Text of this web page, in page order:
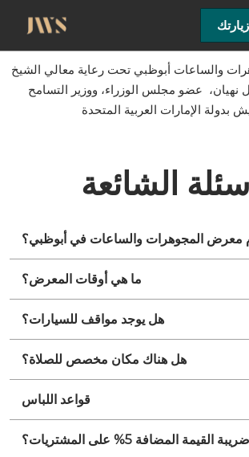
content
والساعات أبوظبي تحت رعاية معالي الشيخ
نهيان، عضو مجلس الوزراء، ووزير التسامح
بدولة الإمارات العربية المتحدة
الشائعة
معرض المجوهرات والساعات في أبوظبي؟
ما هي أوقات المعرض؟
هل يوجد مواقف للسيارات؟
هل هناك مكان مخصص للصلاة؟
قواعد اللباس
المضافة 5% على المشتريات؟